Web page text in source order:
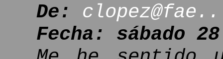
De:
Fecha: sábado